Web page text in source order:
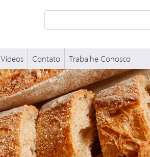
Vídeos Contato Trabalhe Conosco